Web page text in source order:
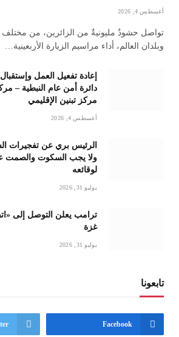
أغسطس 4, 2026
تواصل حشودٌ مليونيةٌ من الزائرين، من مختلف
وبلدان العالم، أداء مراسيم الزيارة الأربعينية…
إعادة تفعيل العمل
دائرة أمن عام النبطية –
مركز تبنين الإقليمي
أغسطس 4, 2026
الرئيس بري عن تفجيرات
ولا يجب السكوت والصمت
لوقائعه
يوليو 31, 2026
ترامب يعلن التوصل إلى
غزة
يوليو 31, 2026
تابعونا
Facebook